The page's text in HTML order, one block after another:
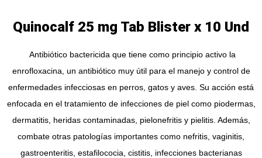
Quinocalf 25 mg Tab Blister x 10 Und
Antibiótico bactericida que tiene como principio activo la
enrofloxacina, un antibiótico muy útil para el manejo y control de
enfermedades infecciosas en perros, gatos y aves. Su acción está
enfocada en el tratamiento de infecciones de piel como piodermas,
dermatitis, heridas contaminadas, pielonefritis y pielitis. Además,
combate otras patologías importantes como nefritis, vaginitis,
gastroenteritis, estafilococia, cistitis, infecciones bacterianas